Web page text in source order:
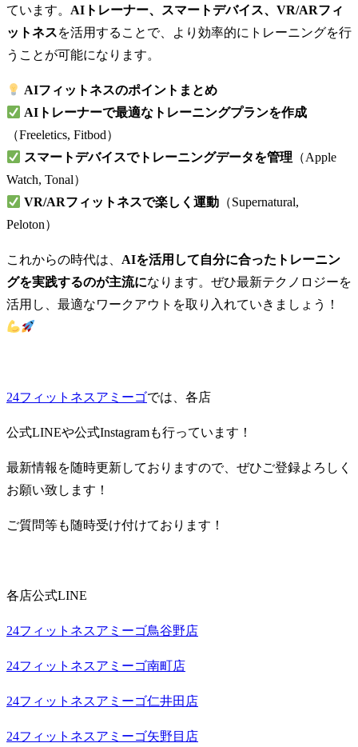
ています。 AIトレーナー、スマートデバイス、VR/ARフィ
ットネスを活用することで、より効率的にトレーニングを行
うことが可能になります。
AIフィットネスのポイントまとめ
AIトレーナーで最適なトレーニングプランを作成
（Freeletics, Fitbod）
スマートデバイスでトレーニングデータを管理 （Apple
Watch, Tonal）
VR/ARフィットネスで楽しく運動 （Supernatural,
Peloton）
これからの時代は、 AIを活用して自分に合ったトレーニン
グを実践するのが主流になります。ぜひ最新テクノロジーを
活用し、最適なワークアウトを取り入れていきましょう！
24フィットネスアミーゴでは、各店
公式LINEや公式Instagramも行っています！
最新情報を随時更新しておりますので、ぜひご登録よろしく
お願い致します！
ご質問等も随時受け付けております！
各店公式LINE
24フィットネスアミーゴ鳥谷野店
24フィットネスアミーゴ南町店
24フィットネスアミーゴ仁井田店
24フィットネスアミーゴ矢野目店